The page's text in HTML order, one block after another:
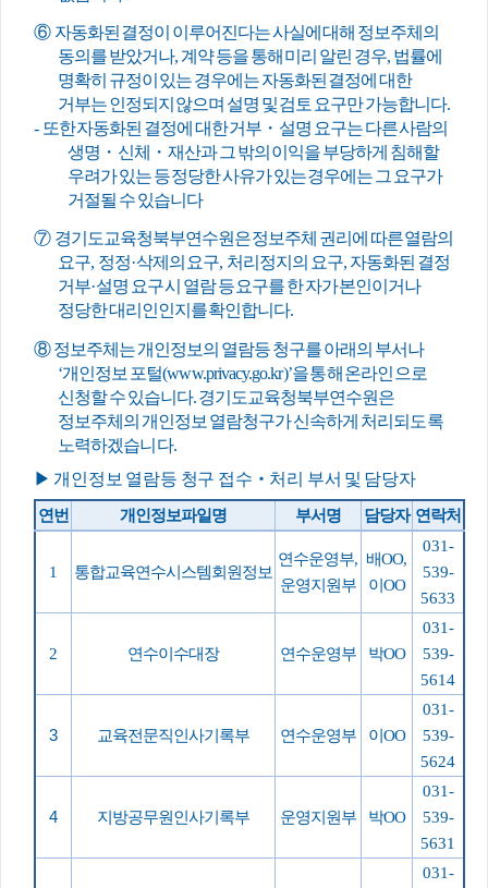
⑥ 자동화된 결정이 이루어진다는 사실에 대해 정보주체의
동의를 받았거나,계약 등을 통해 미리 알린 경우, 법률에
명확히 규정이 있는 경우에는 자동화된 결정에 대한
거부는 인정되지 않으며 설명 및 검토 요구만 가능합니다.
- 또한 자동화된 결정에 대한 거부 ・ 설명 요구는 다른 사람의
생명 ・ 신체 ・재산과 그 밖의 이익을 부당하게 침해할
우려가 있는 등 정당한 사유가 있는 경우에는 그 요구가
거절될 수 있습니다
⑦ 경기도교육청북부연수원은 정보주체 권리에 따른 열람의
요구, 정정·삭제의 요구, 처리정지의 요구, 자동화된 결정
거부·설명 요구 시 열람 등 요구를 한 자가 본인이거나
정당한 대리인인지를 확인합니다.
⑧정보주체는 개인정보의 열람등 청구를 아래의 부서나
‘개인정보 포털(www.privacy.go.kr)’을 통해 온라인으로
신청할 수 있습니다.경기도교육청북부연수원은
정보주체의 개인정보 열람청구가 신속하게 처리되도록
노력하겠습니다.
▶개인정보 열람등 청구 접수 ‧ 처리 부서 및 담당자
연번 개인정보파일명 부서명 담당자 연락처
1 통합교육연수시스템회원정보
연수운영부,
운영지원부
배OO,
이OO
031-
539-
5633
2 연수이수대장 연수운영부 박OO
031-
539-
5614
3 교육전문직인사기록부 연수운영부 이OO
031-
539-
5624
4 지방공무원인사기록부 운영지원부 박OO
031-
539-
5631
031-